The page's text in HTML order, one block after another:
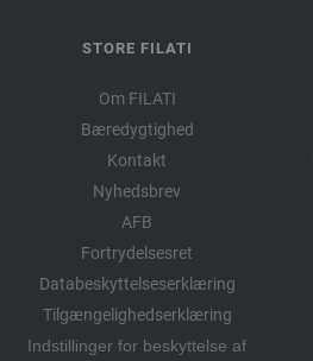
STORE FILATI
Om FILATI
Bæredygtighed
Kontakt
Nyhedsbrev
AFB
Fortrydelsesret
Databeskyttelseserklæring
Tilgængelighedserklæring
Indstillinger for beskyttelse af